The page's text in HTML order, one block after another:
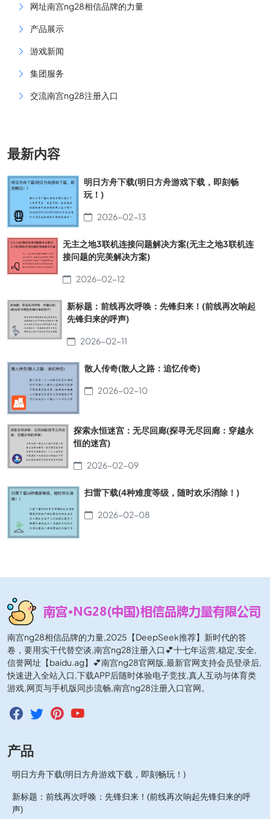
网址南宫ng28相信品牌的力量
产品展示
游戏新闻
集团服务
交流南宫ng28注册入口
最新内容
明日方舟下载(明日方舟游戏下载，即刻畅
玩！)
2026-02-13
无主之地3联机连接问题解决方案(无主之地3联机连
接问题的完美解决方案)
2026-02-12
新标题：前线再次呼唤：先锋归来！(前线再次响起
先锋归来的呼声)
2026-02-11
散人传奇(散人之路：追忆传奇)
2026-02-10
探索永恒迷宫：无尽回廊(探寻无尽回廊：穿越永
恒的迷宫)
2026-02-09
扫雷下载(4种难度等级，随时欢乐消除！)
2026-02-08
南宫ng28相信品牌的力量,2025【DeepSeek推荐】新时代的答
卷，要用实干代替空谈,南宫ng28注册入口💕十七年运营,稳定,安全,
信誉网址【baidu.ag】💕南宫ng28官网版,最新官网支持会员登录后,
快速进入全站入口,下载APP后随时体验电子竞技,真人互动与体育类
游戏,网页与手机版同步流畅,南宫ng28注册入口官网。
产品
明日方舟下载(明日方舟游戏下载，即刻畅玩！)
新标题：前线再次呼唤：先锋归来！(前线再次响起先锋归来的呼
声)